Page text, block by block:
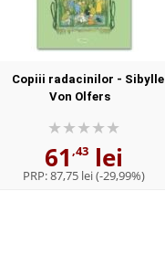
Copiii radacinilor - Sibylle
Von Olfers
61 ,43lei
PRP:87,75 lei(-29,99%)